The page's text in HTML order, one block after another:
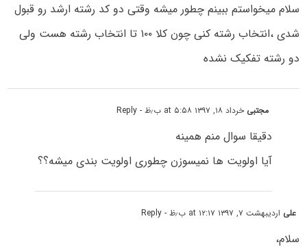
سلام میخواستم ببینم چطور میشه وقتی دو کد رشته ارشد رو قبول
شدی ،انتخاب رشته کنی چون کلا ۱۰۰ تا انتخاب رشته هست ولی
دو رشته تفکیک نشده
مجتبی خرداد ۱۸, ۱۳۹۷ at ۵:۵۸ ب٫ظ - Reply
دقیقا سوال منم همینه
آیا اولویت ها نمیسوزن چطوری اولویت بندی میشه؟؟
علی اردیبهشت ۷, ۱۳۹۷ at ۱۲:۱۷ ب٫ظ - Reply
سلام،